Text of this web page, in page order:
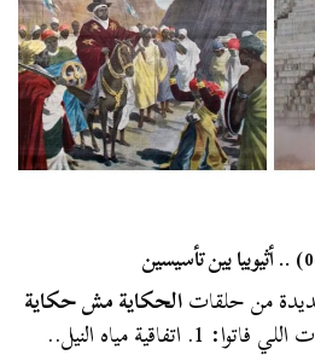
جديدة من حلقاتالحكاية مش حكاية
.. على مدار الـ 5 حلقات اللي فاتوا: 1. اتفاقية مياه النيل..